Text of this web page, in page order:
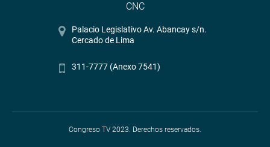
CNC
Palacio Legislativo Av. Abancay s/n.
Cercado de Lima
311-7777 (Anexo 7541)
Congreso TV 2023. Derechos reservados.